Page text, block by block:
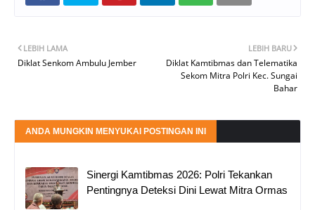
LEBIH BARU
Diklat Kamtibmas dan Telematika
Sekom Mitra Polri Kec. Sungai
Bahar
LEBIH LAMA
Diklat Senkom Ambulu Jember
ANDA MUNGKIN MENYUKAI POSTINGAN INI
Sinergi Kamtibmas 2026: Polri Tekankan
Pentingnya Deteksi Dini Lewat Mitra Ormas